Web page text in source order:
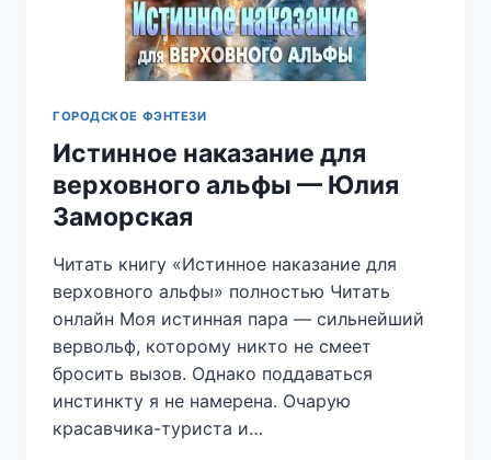
ГОРОДСКОЕ ФЭНТЕЗИ
Истинное наказание для
верховного альфы — Юлия
Заморская
Читать книгу «Истинное наказание для
верховного альфы» полностью Читать
онлайн Моя истинная пара — сильнейший
вервольф, которому никто не смеет
бросить вызов. Однако поддаваться
инстинкту я не намерена. Очарую
красавчика-туриста и…